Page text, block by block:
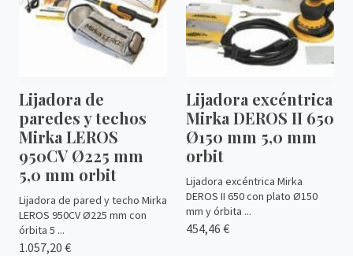
Lijadora de
paredes y techos
Mirka LEROS
950CV Ø225 mm
5,0 mm orbit
Lijadora de pared y techo Mirka
LEROS 950CV Ø225 mm con
órbita 5 ...
1.057,20 €
Lijadora excéntrica
Mirka DEROS II 650
Ø150 mm 5,0 mm
orbit
Lijadora excéntrica Mirka
DEROS II 650 con plato Ø150
mm y órbita ...
454,46 €